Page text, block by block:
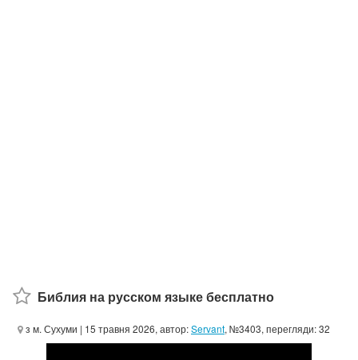
Библия на русском языке бесплатно
з м. Сухуми | 15 травня 2026, автор:Servant, №3403, перегляди: 32